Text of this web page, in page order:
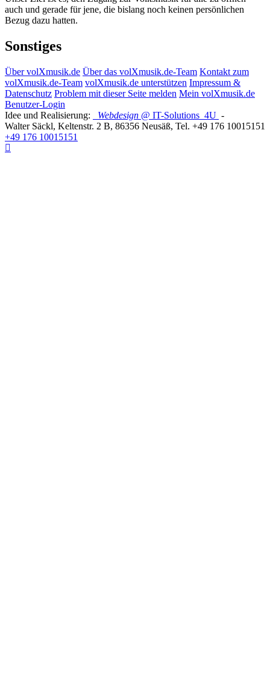
auch und gerade für jene, die bislang noch keinen persönlichen
Bezug dazu hatten.
Sonstiges
Über volXmusik.de Über das volXmusik.de-Team Kontakt zum
volXmusik.de-Team volXmusik.de unterstützen Impressum &
Datenschutz Problem mit dieser Seite melden Mein volXmusik.de
Benutzer-Login
Idee und Realisierung:
Webdesign @ IT-Solutions 4U -
Walter Säckl, Keltenstr. 2 B, 86356 Neusäß, Tel. +49 176 10015151
+49 176 10015151